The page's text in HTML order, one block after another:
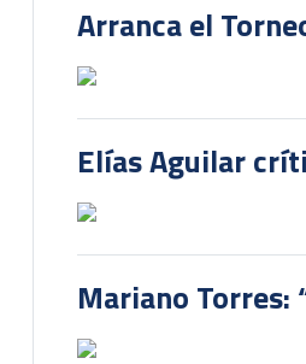
Arranca el
Elías Aguilar
Mariano Torres: